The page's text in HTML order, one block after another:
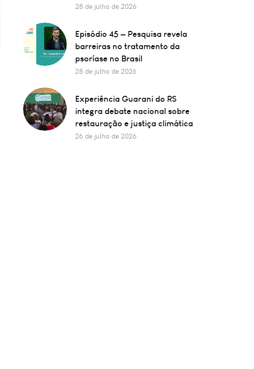
28 de julho de 2026
Episódio 45 — Pesquisa revela
barreiras no tratamento da
psoríase no Brasil
28 de julho de 2026
Experiência Guarani do RS
integra debate nacional sobre
restauração e justiça climática
26 de julho de 2026